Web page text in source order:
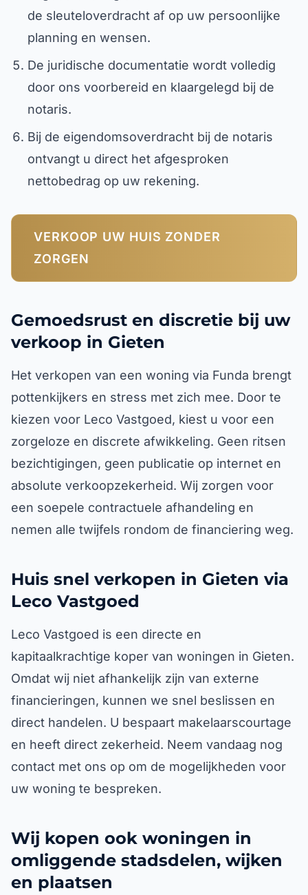
de sleuteloverdracht af op uw persoonlijke
planning en wensen.
De juridische documentatie wordt volledig
door ons voorbereid en klaargelegd bij de
notaris.
Bij de eigendomsoverdracht bij de notaris
ontvangt u direct het afgesproken
nettobedrag op uw rekening.
VERKOOP UW HUIS ZONDER
ZORGEN
Gemoedsrust en discretie bij uw
verkoop in Gieten
Het verkopen van een woning via Funda brengt
pottenkijkers en stress met zich mee. Door te
kiezen voor Leco Vastgoed, kiest u voor een
zorgeloze en discrete afwikkeling. Geen ritsen
bezichtigingen, geen publicatie op internet en
absolute verkoopzekerheid. Wij zorgen voor
een soepele contractuele afhandeling en
nemen alle twijfels rondom de financiering weg.
Huis snel verkopen in Gieten via
Leco Vastgoed
Leco Vastgoed is een directe en
kapitaalkrachtige koper van woningen in Gieten.
Omdat wij niet afhankelijk zijn van externe
financieringen, kunnen we snel beslissen en
direct handelen. U bespaart makelaarscourtage
en heeft direct zekerheid. Neem vandaag nog
contact met ons op om de mogelijkheden voor
uw woning te bespreken.
Wij kopen ook woningen in
omliggende stadsdelen, wijken
en plaatsen